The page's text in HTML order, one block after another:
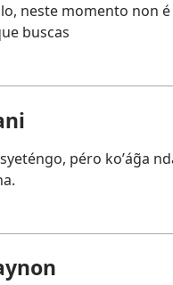
neste momento non
buscas
péro koʼág̃a